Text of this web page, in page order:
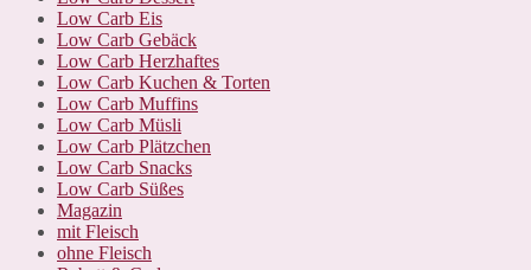
Low Carb Eis
Low Carb Gebäck
Low Carb Herzhaftes
Low Carb Kuchen & Torten
Low Carb Muffins
Low Carb Müsli
Low Carb Plätzchen
Low Carb Snacks
Low Carb Süßes
Magazin
mit Fleisch
ohne Fleisch